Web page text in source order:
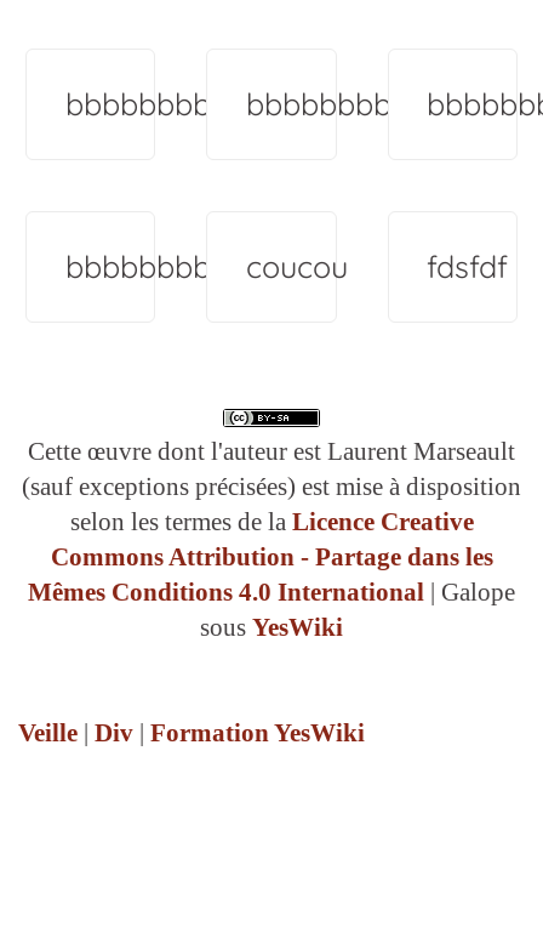
bbbbbbbb bbbbbbbb
bbbbbbbb coucou fdsfdf
Cette œuvre dont l'auteur est Laurent Marseault
(sauf exceptions précisées) est mise à disposition
selon les termes de la Licence Creative
Commons Attribution - Partage dans les
Mêmes Conditions 4.0 International | Galope
sous YesWiki
Veille | Div | Formation YesWiki